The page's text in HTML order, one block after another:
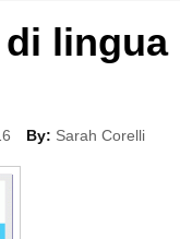
lingua
By: Sarah Corelli